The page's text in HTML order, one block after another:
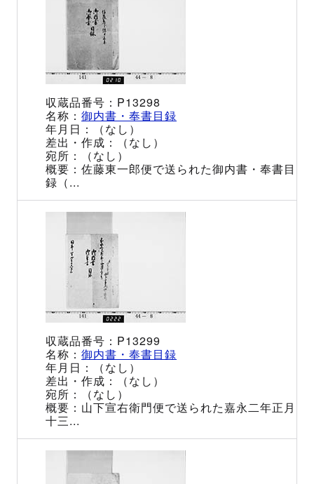
P13298
御内書・奉書目録
（なし）
（なし）
（なし）
佐藤東一郎便で送られた御内書・奉書目
録（...
P13299
御内書・奉書目録
（なし）
（なし）
（なし）
山下宣右衛門便で送られた嘉永二年正月
十三...